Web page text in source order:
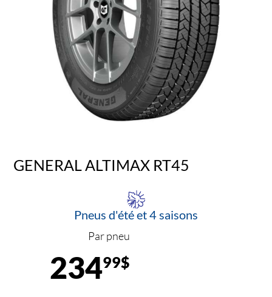
GENERAL ALTIMAX RT45
Pneus d'été et 4 saisons
Par pneu
23499$